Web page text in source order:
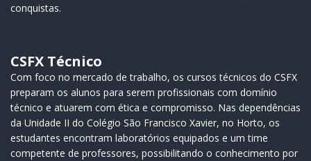
conquistas.
CSFX Técnico
Com foco no mercado de trabalho, os cursos técnicos do CSFX
preparam os alunos para serem profissionais com domínio
técnico e atuarem com ética e compromisso. Nas dependências
da Unidade II do Colégio São Francisco Xavier, no Horto, os
estudantes encontram laboratórios equipados e um time
competente de professores, possibilitando o conhecimento por